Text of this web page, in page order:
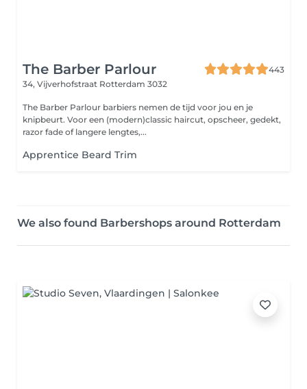
The Barber Parlour
443
34, Vijverhofstraat Rotterdam 3032
The Barber Parlour barbiers nemen de tijd voor jou en je
knipbeurt. Voor een (modern)classic haircut, opscheer, gedekt,
razor fade of langere lengtes,...
Apprentice Beard Trim
We also found Barbershops around Rotterdam